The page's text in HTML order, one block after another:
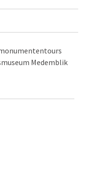
Medemblik